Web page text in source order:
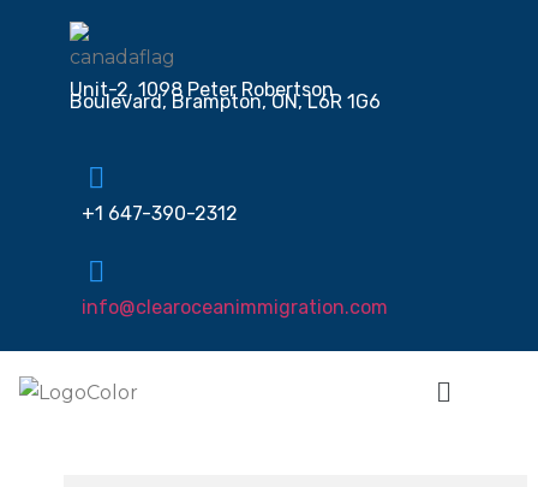
Unit-2, 1098 Peter Robertson
Boulevard, Brampton, ON, L6R 1G6
+1 647-390-2312
info@clearoceanimmigration.com